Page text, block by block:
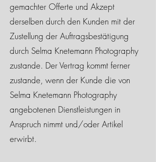
gemachter Offerte und Akzept
derselben durch den Kunden mit der
Zustellung der Auftragsbestätigung
durch Selma Knetemann Photography
zustande. Der Vertrag kommt ferner
zustande, wenn der Kunde die von
Selma Knetemann Photography
angebotenen Dienstleistungen in
Anspruch nimmt und/oder Artikel
erwirbt.